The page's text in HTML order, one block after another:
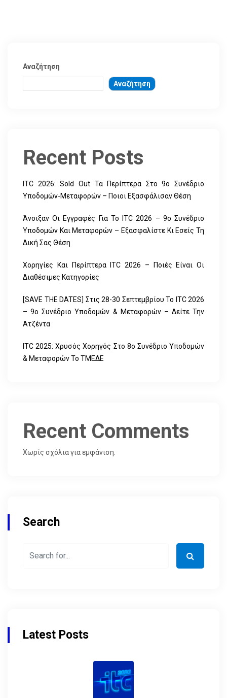
Αναζήτηση
Αναζήτηση
Recent Posts
ITC 2026: Sold Out Τα Περίπτερα Στο 9ο Συνέδριο
Υποδομών-Μεταφορών – Ποιοι Εξασφάλισαν Θέση
Άνοιξαν Οι Εγγραφές Για Το ITC 2026 – 9ο Συνέδριο
Υποδομών Και Μεταφορών – Εξασφαλίστε Κι Εσείς Τη
Δική Σας Θέση
Χορηγίες Και Περίπτερα ITC 2026 – Ποιές Είναι Οι
Διαθέσιμες Κατηγορίες
[SAVE THE DATES] Στις 28-30 Σεπτεμβρίου Το ITC 2026
– 9ο Συνέδριο Υποδομών & Μεταφορών – Δείτε Την
Ατζέντα
ITC 2025: Χρυσός Χορηγός Στο 8ο Συνέδριο Υποδομών
& Μεταφορών Το ΤΜΕΔΕ
Recent Comments
Χωρίς σχόλια για εμφάνιση.
Search
Latest Posts